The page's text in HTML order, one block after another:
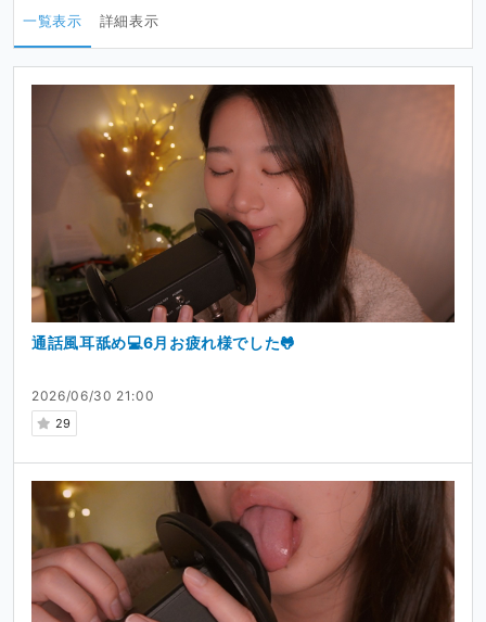
一覧表示 詳細表示
2026/06/30 21:00
29
通話風耳舐め💻6月お疲れ様でした🐸